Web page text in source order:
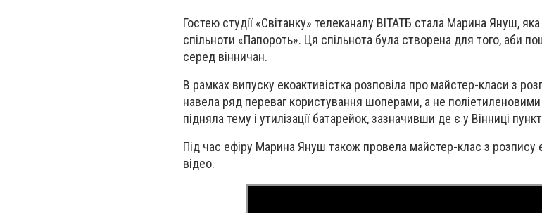
Гостею студії «Світанку» телеканалу ВІТАТБ стала Марина Януш,
спільноти «Папороть». Ця спільнота була створена для того, аби
серед вінничан.
В рамках випуску екоактивістка розповіла про майстер-класи з
навела ряд переваг користування шоперами, а не
підняла тему і утилізації батарейок, зазначивши де є у Вінниці
Під час ефіру Марина Януш також провела майстер-клас з розпису
відео.